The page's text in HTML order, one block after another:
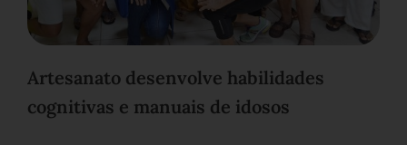
Artesanato desenvolve habilidades
cognitivas e manuais de idosos